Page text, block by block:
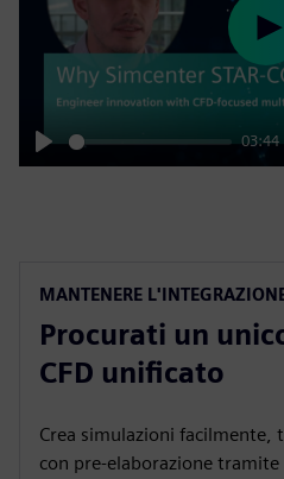
Play
03:44
MANTENERE
Procurati un
CFD unificato
Crea simulazioni
con pre-elaborazione